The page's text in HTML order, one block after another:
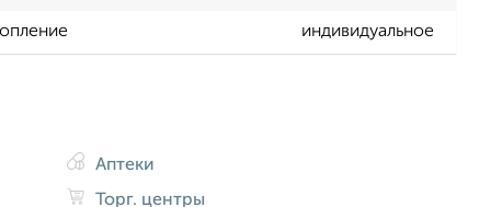
индивидуальное
Аптеки
Торг. центры